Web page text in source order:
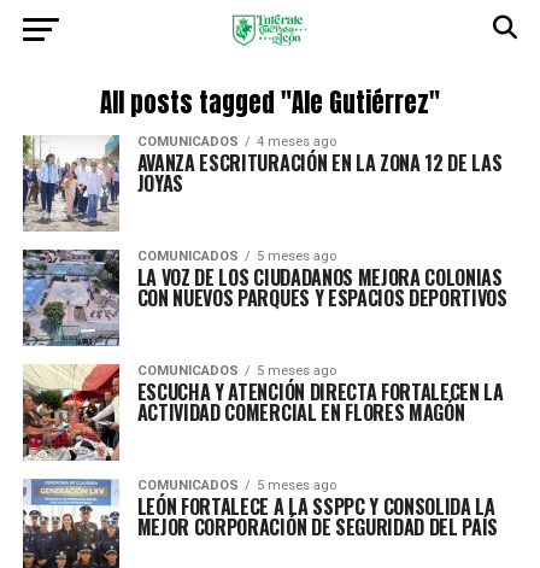
All posts tagged "Ale Gutiérrez"
COMUNICADOS 4 meses ago
AVANZA ESCRITURACIÓN EN LA ZONA 12 DE LAS
JOYAS
COMUNICADOS 5 meses ago
LA VOZ DE LOS CIUDADANOS MEJORA COLONIAS
CON NUEVOS PARQUES Y ESPACIOS DEPORTIVOS
COMUNICADOS 5 meses ago
ESCUCHA Y ATENCIÓN DIRECTA FORTALECEN LA
ACTIVIDAD COMERCIAL EN FLORES MAGÓN
COMUNICADOS 5 meses ago
LEÓN FORTALECE A LA SSPPC Y CONSOLIDA LA
MEJOR CORPORACIÓN DE SEGURIDAD DEL PAÍS